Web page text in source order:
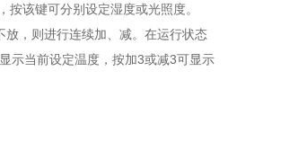
按该键可分别设定湿度或光照度。
放，则进行连续加、减。在运行状态
示当前设定温度，按加3或减3可显示